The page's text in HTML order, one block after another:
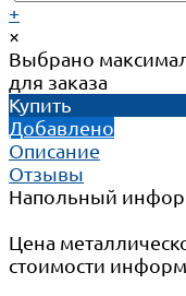
+
×
Выбрано
для заказа
Купить
Добавлено
Описание
Отзывы
Напольный
Цена
стоимости